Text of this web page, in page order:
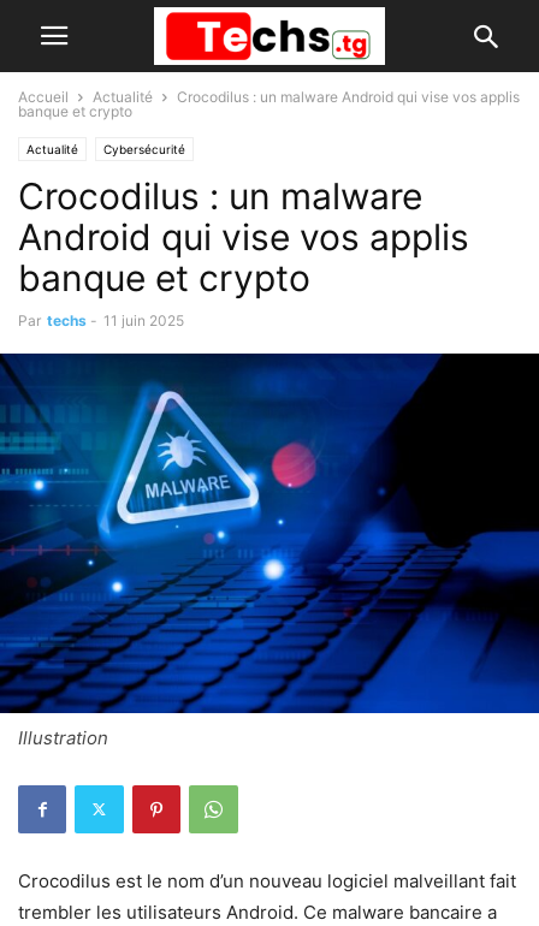
Accueil Actualité
Crocodilus : un malware Android qui vise vos applis
banque et crypto
Actualité Cybersécurité
Crocodilus : un malware
Android qui vise vos applis
banque et crypto
Par techs - 11 juin 2025
Illustration
Crocodilus est le nom d’un nouveau logiciel malveillant fait
trembler les utilisateurs Android. Ce malware bancaire a